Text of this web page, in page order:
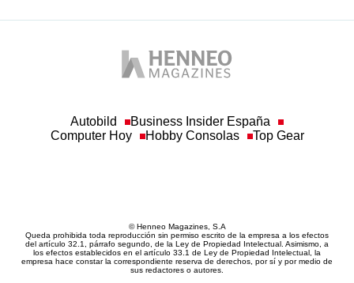
Autobild
Business Insider España
Computer Hoy
Hobby Consolas Top Gear
© Henneo Magazines, S.A
Queda prohibida toda reproducción sin permiso escrito de la empresa a los efectos
del artículo 32.1, párrafo segundo, de la Ley de Propiedad Intelectual. Asimismo, a
los efectos establecidos en el artículo 33.1 de Ley de Propiedad Intelectual, la
empresa hace constar la correspondiente reserva de derechos, por sí y por medio de
sus redactores o autores.